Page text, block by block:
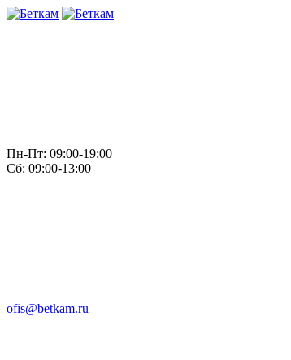
Пн-Пт: 09:00-19:00
Сб: 09:00-13:00
ofis@betkam.ru